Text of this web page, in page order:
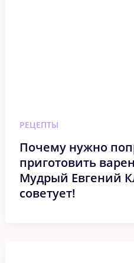
РЕЦЕПТЫ
Почему нужно
приготовить
Мудрый Евгений
советует!